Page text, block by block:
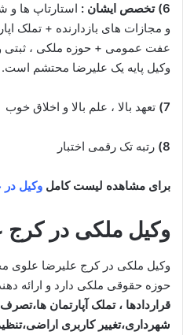
6) تخصص ایشان :
استارتاپ ها و
و مجازات های بازدارنده + تملک
عفت عمومی + حوزه ملکی ،
وکیل پایه یک علیرضا محتشم است.
7) تعهد بالا ، علم بالا و اخلاق خوب
8) رتبه تک رقمی اختبار
برای مشاهده لیست کامل وکیل در
وکیل ملکی در کرج
وکیل ملکی در کرج علیرضا علوی
حوزه حقوقی ملکی دارد و ارائه
قراردادها ، تملک آپارتمان
شهرداری،تغییر کاربری